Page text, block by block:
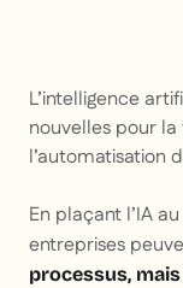
L’intelligence
nouvelles pour
l’automatisation
En plaçant l’IA
entreprises
processus,